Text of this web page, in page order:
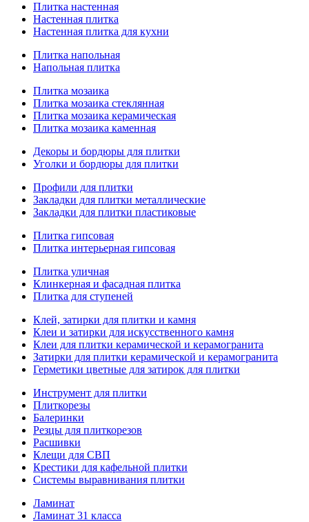
Плитка настенная
Настенная плитка
Настенная плитка для кухни
Плитка напольная
Напольная плитка
Плитка мозаика
Плитка мозаика стеклянная
Плитка мозаика керамическая
Плитка мозаика каменная
Декоры и бордюры для плитки
Уголки и бордюры для плитки
Профили для плитки
Закладки для плитки металлические
Закладки для плитки пластиковые
Плитка гипсовая
Плитка интерьерная гипсовая
Плитка уличная
Клинкерная и фасадная плитка
Плитка для ступеней
Клей, затирки для плитки и камня
Клеи и затирки для искусственного камня
Клеи для плитки керамической и керамогранита
Затирки для плитки керамической и керамогранита
Герметики цветные для затирок для плитки
Инструмент для плитки
Плиткорезы
Балеринки
Резцы для плиткорезов
Расшивки
Клещи для СВП
Крестики для кафельной плитки
Системы выравнивания плитки
Ламинат
Ламинат 31 класса